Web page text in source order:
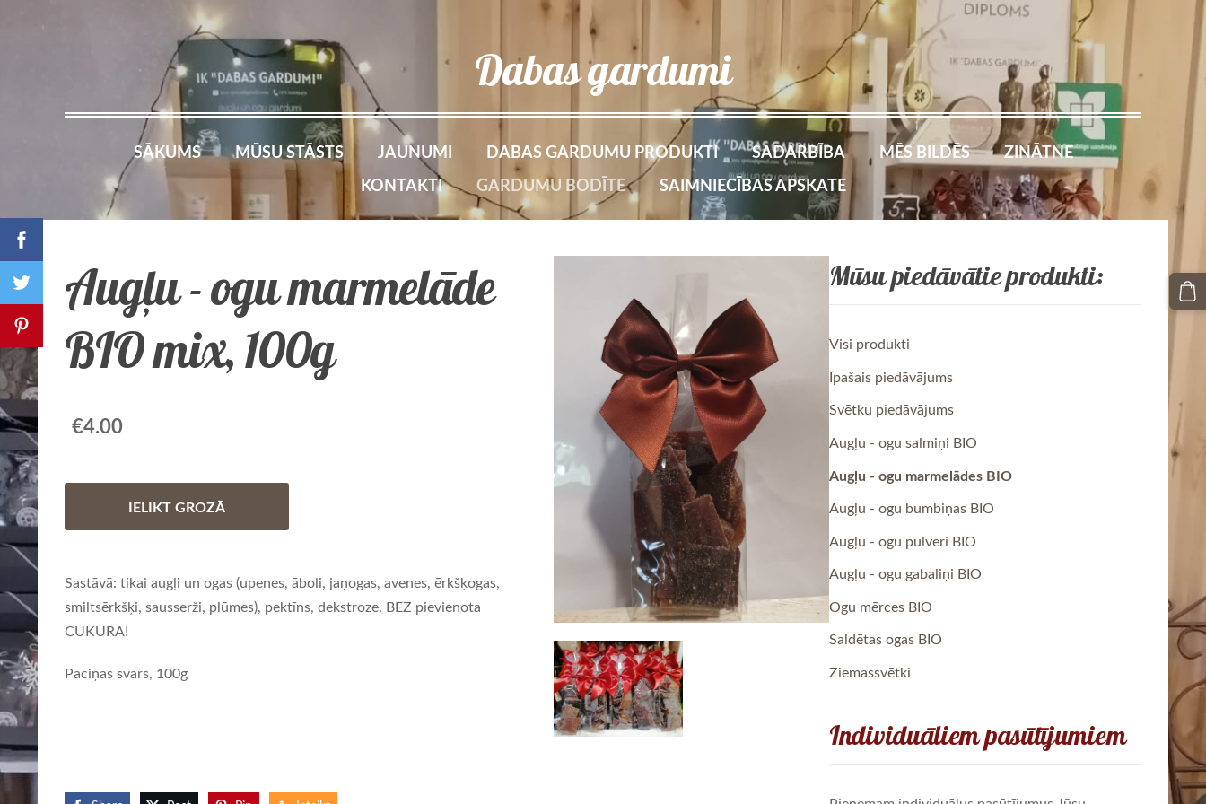
Dabas gardumi
SĀKUMS MŪSU STĀSTS JAUNUMI DABAS GARDUMU PRODUKTI SADARBĪBA MĒS BILDĒS
ZINĀTNE
KONTAKTI
GARDUMU BODĪTE SAIMNIECĪBAS APSKATE
Mūsu piedāvātie produkti:
Visi produkti
Īpašais piedāvājums
Svētku piedāvājums
Augļu - ogu salmiņi BIO
Augļu - ogu marmelādes BIO
Augļu - ogu bumbiņas BIO
Augļu - ogu pulveri BIO
Augļu - ogu gabaliņi BIO
Ogu mērces BIO
Saldētas ogas BIO
Ziemassvētki
Individuāliem pasūtījumiem
Augļu - ogu marmelāde
BIO mix, 100g
€4.00
IELIKT GROZĀ
Sastāvā: tikai augļi un ogas (upenes, āboli, jaņogas, avenes, ērkšķogas,
smiltsērkšķi, sausserži, plūmes), pektīns, dekstroze. BEZ pievienota
CUKURA!
Paciņas svars, 100g